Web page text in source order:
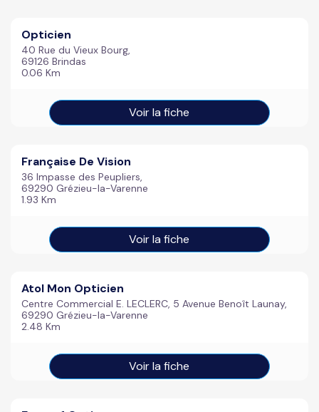
Opticien
40 Rue du Vieux Bourg,
69126 Brindas
0.06 Km
Voir la fiche
Française De Vision
36 Impasse des Peupliers,
69290 Grézieu-la-Varenne
1.93 Km
Voir la fiche
Atol Mon Opticien
Centre Commercial E. LECLERC, 5 Avenue Benoît Launay,
69290 Grézieu-la-Varenne
2.48 Km
Voir la fiche